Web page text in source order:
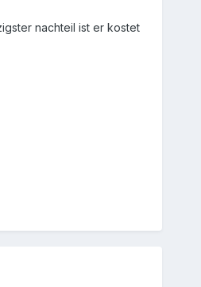
nachteil ist er kostet